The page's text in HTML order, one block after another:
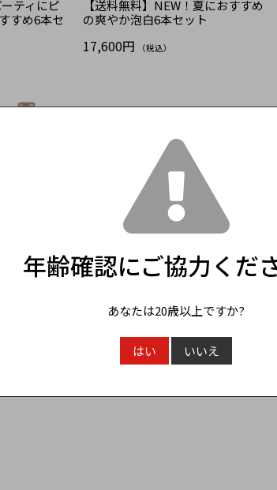
ティにピ
すめ6本セ
【送料無料】NEW！夏におすすめ
の爽やか泡白6本セット
17,600円 （税込）
ングワイ
ティセッ
【送料無料】フレッシュで親しみ
やすい味わいの3本セット
11,440円 （税込）
年齢確認にご協力くだ
あなたは20歳以上ですか?
はい いいえ